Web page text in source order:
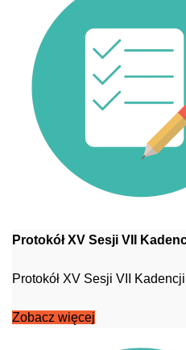
Protokół XV Sesji VII
Protokół XV Sesji VII
Zobacz więcej